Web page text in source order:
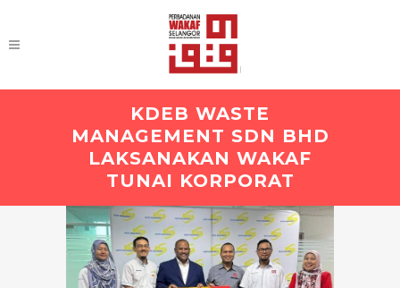
KDEB WASTE
MANAGEMENT SDN BHD
LAKSANAKAN WAKAF
TUNAI KORPORAT